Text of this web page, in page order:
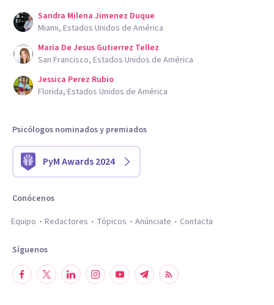
Sandra Milena Jimenez Duque
Miami, Estados Unidos de América
Maria De Jesus Gutierrez Tellez
San Francisco, Estados Unidos de América
Jessica Perez Rubio
Florida, Estados Unidos de América
Psicólogos nominados y premiados
PyM Awards 2024
Conócenos
Equipo
Redactores Tópicos Anúnciate Contacta
Síguenos